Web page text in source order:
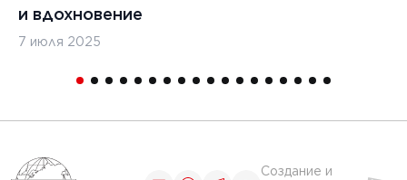
и вдохновение
7 июля 2025
Создание и